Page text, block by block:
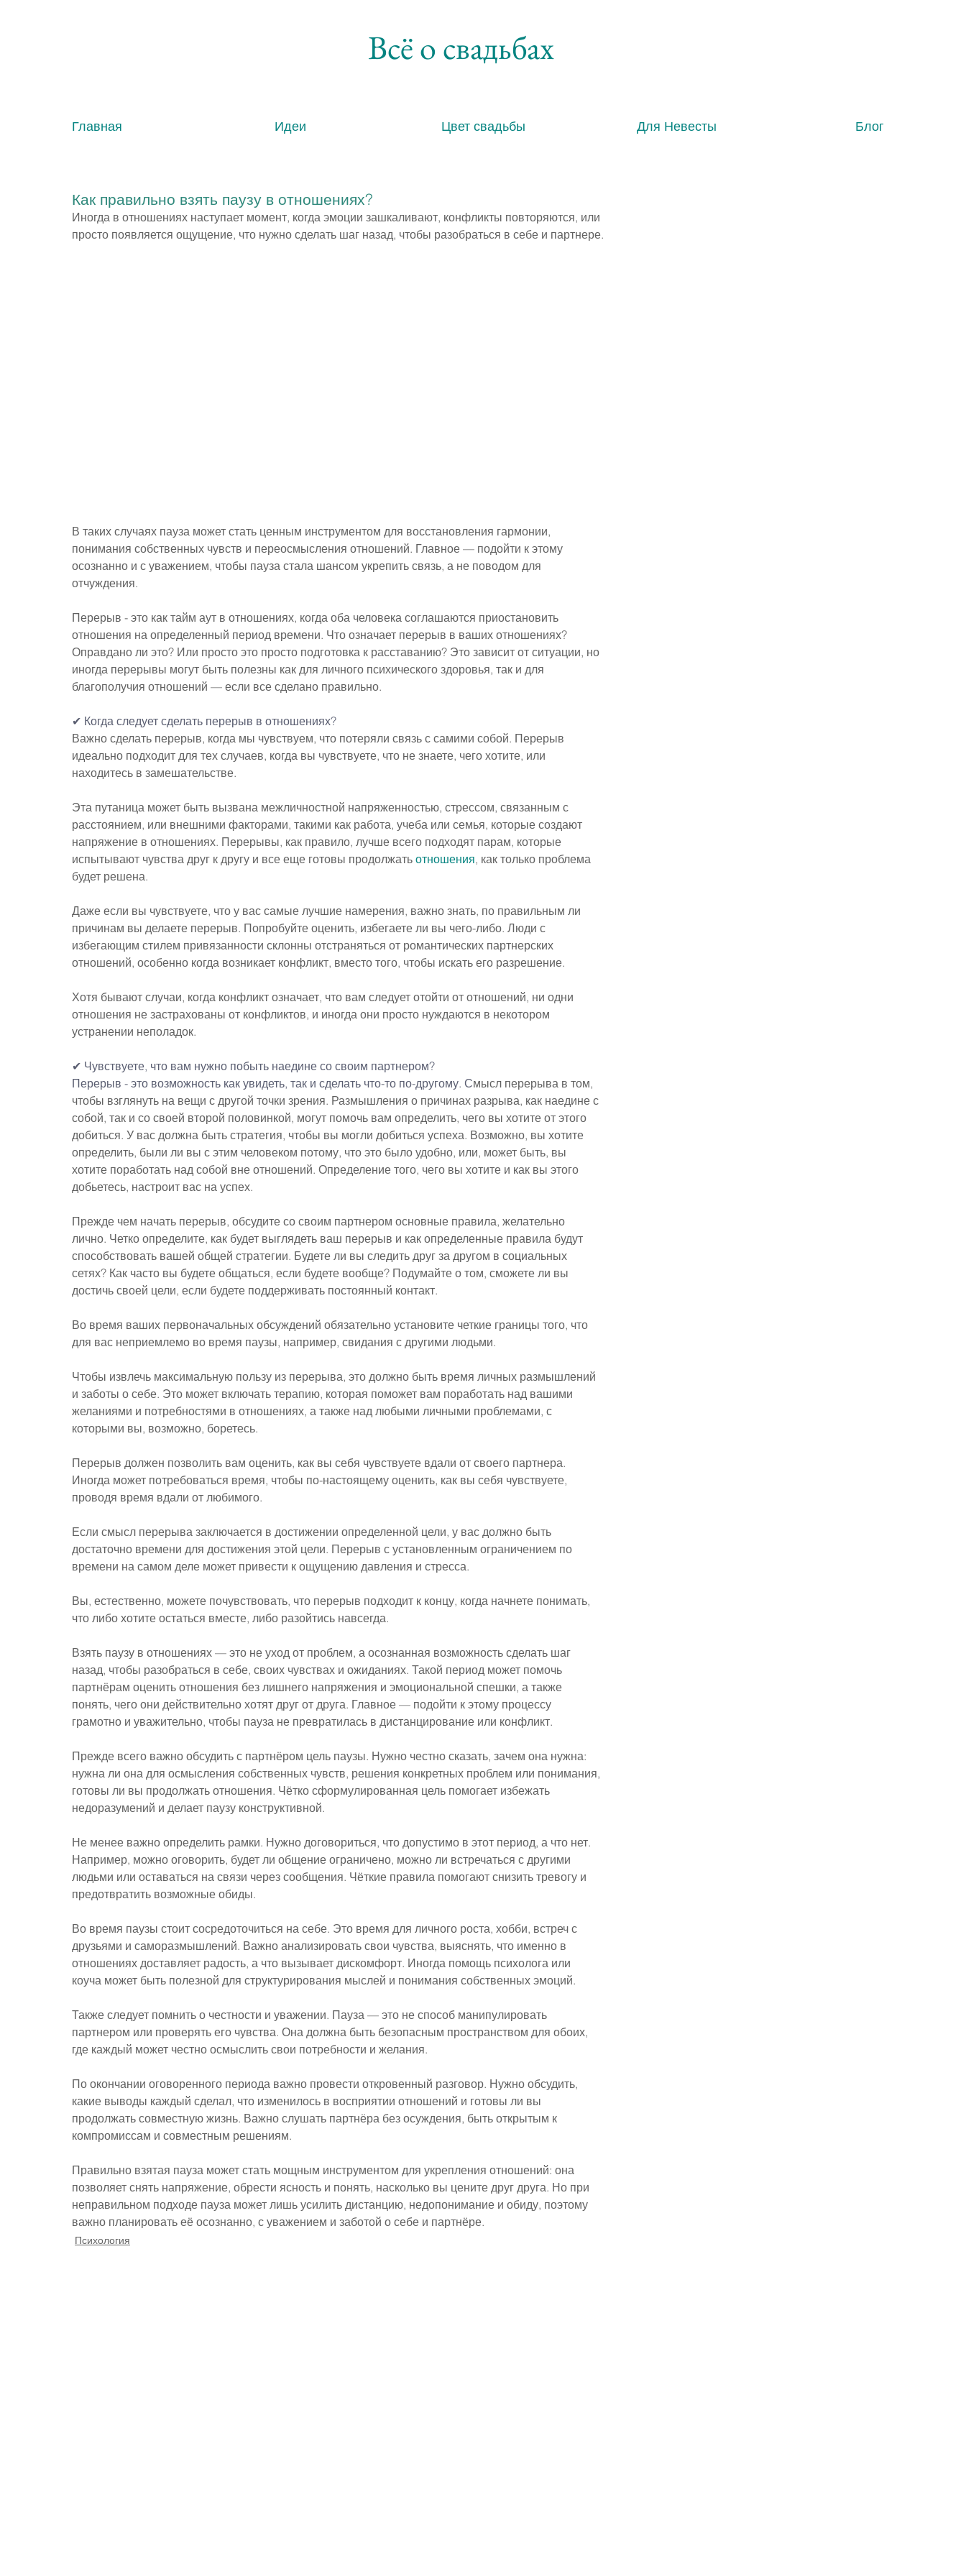
Всё о свадьбах
Главная Идеи Цвет свадьбы Для Невесты Блог
Как правильно взять паузу в отношениях?
Иногда в отношениях наступает момент, когда эмоции зашкаливают, конфликты повторяются, или
просто появляется ощущение, что нужно сделать шаг назад, чтобы разобраться в себе и партнере.
В таких случаях пауза может стать ценным инструментом для восстановления гармонии,
понимания собственных чувств и переосмысления отношений. Главное — подойти к этому
осознанно и с уважением, чтобы пауза стала шансом укрепить связь, а не поводом для
отчуждения.
Перерыв - это как тайм аут в отношениях, когда оба человека соглашаются приостановить
отношения на определенный период времени. Что означает перерыв в ваших отношениях?
Оправдано ли это? Или просто это просто подготовка к расставанию? Это зависит от ситуации, но
иногда перерывы могут быть полезны как для личного психического здоровья, так и для
благополучия отношений — если все сделано правильно.
✔ Когда следует сделать перерыв в отношениях?
Важно сделать перерыв, когда мы чувствуем, что потеряли связь с самими собой. Перерыв
идеально подходит для тех случаев, когда вы чувствуете, что не знаете, чего хотите, или
находитесь в замешательстве.
Эта путаница может быть вызвана межличностной напряженностью, стрессом, связанным с
расстоянием, или внешними факторами, такими как работа, учеба или семья, которые создают
напряжение в отношениях. Перерывы, как правило, лучше всего подходят парам, которые
испытывают чувства друг к другу и все еще готовы продолжать отношения, как только проблема
будет решена.
Даже если вы чувствуете, что у вас самые лучшие намерения, важно знать, по правильным ли
причинам вы делаете перерыв. Попробуйте оценить, избегаете ли вы чего-либо. Люди с
избегающим стилем привязанности склонны отстраняться от романтических партнерских
отношений, особенно когда возникает конфликт, вместо того, чтобы искать его разрешение.
Хотя бывают случаи, когда конфликт означает, что вам следует отойти от отношений, ни одни
отношения не застрахованы от конфликтов, и иногда они просто нуждаются в некотором
устранении неполадок.
✔ Чувствуете, что вам нужно побыть наедине со своим партнером?
Перерыв - это возможность как увидеть, так и сделать что-то по-другому. Смысл перерыва в том,
чтобы взглянуть на вещи с другой точки зрения. Размышления о причинах разрыва, как наедине с
собой, так и со своей второй половинкой, могут помочь вам определить, чего вы хотите от этого
добиться. У вас должна быть стратегия, чтобы вы могли добиться успеха. Возможно, вы хотите
определить, были ли вы с этим человеком потому, что это было удобно, или, может быть, вы
хотите поработать над собой вне отношений. Определение того, чего вы хотите и как вы этого
добьетесь, настроит вас на успех.
Прежде чем начать перерыв, обсудите со своим партнером основные правила, желательно
лично. Четко определите, как будет выглядеть ваш перерыв и как определенные правила будут
способствовать вашей общей стратегии. Будете ли вы следить друг за другом в социальных
сетях? Как часто вы будете общаться, если будете вообще? Подумайте о том, сможете ли вы
достичь своей цели, если будете поддерживать постоянный контакт.
Во время ваших первоначальных обсуждений обязательно установите четкие границы того, что
для вас неприемлемо во время паузы, например, свидания с другими людьми.
Чтобы извлечь максимальную пользу из перерыва, это должно быть время личных размышлений
и заботы о себе. Это может включать терапию, которая поможет вам поработать над вашими
желаниями и потребностями в отношениях, а также над любыми личными проблемами, с
которыми вы, возможно, боретесь.
Перерыв должен позволить вам оценить, как вы себя чувствуете вдали от своего партнера.
Иногда может потребоваться время, чтобы по-настоящему оценить, как вы себя чувствуете,
проводя время вдали от любимого.
Если смысл перерыва заключается в достижении определенной цели, у вас должно быть
достаточно времени для достижения этой цели. Перерыв с установленным ограничением по
времени на самом деле может привести к ощущению давления и стресса.
Вы, естественно, можете почувствовать, что перерыв подходит к концу, когда начнете понимать,
что либо хотите остаться вместе, либо разойтись навсегда.
Взять паузу в отношениях — это не уход от проблем, а осознанная возможность сделать шаг
назад, чтобы разобраться в себе, своих чувствах и ожиданиях. Такой период может помочь
партнёрам оценить отношения без лишнего напряжения и эмоциональной спешки, а также
понять, чего они действительно хотят друг от друга. Главное — подойти к этому процессу
грамотно и уважительно, чтобы пауза не превратилась в дистанцирование или конфликт.
Прежде всего важно обсудить с партнёром цель паузы. Нужно честно сказать, зачем она нужна:
нужна ли она для осмысления собственных чувств, решения конкретных проблем или понимания,
готовы ли вы продолжать отношения. Чётко сформулированная цель помогает избежать
недоразумений и делает паузу конструктивной.
Не менее важно определить рамки. Нужно договориться, что допустимо в этот период, а что нет.
Например, можно оговорить, будет ли общение ограничено, можно ли встречаться с другими
людьми или оставаться на связи через сообщения. Чёткие правила помогают снизить тревогу и
предотвратить возможные обиды.
Во время паузы стоит сосредоточиться на себе. Это время для личного роста, хобби, встреч с
друзьями и саморазмышлений. Важно анализировать свои чувства, выяснять, что именно в
отношениях доставляет радость, а что вызывает дискомфорт. Иногда помощь психолога или
коуча может быть полезной для структурирования мыслей и понимания собственных эмоций.
Также следует помнить о честности и уважении. Пауза — это не способ манипулировать
партнером или проверять его чувства. Она должна быть безопасным пространством для обоих,
где каждый может честно осмыслить свои потребности и желания.
По окончании оговоренного периода важно провести откровенный разговор. Нужно обсудить,
какие выводы каждый сделал, что изменилось в восприятии отношений и готовы ли вы
продолжать совместную жизнь. Важно слушать партнёра без осуждения, быть открытым к
компромиссам и совместным решениям.
Правильно взятая пауза может стать мощным инструментом для укрепления отношений: она
позволяет снять напряжение, обрести ясность и понять, насколько вы цените друг друга. Но при
неправильном подходе пауза может лишь усилить дистанцию, недопонимание и обиду, поэтому
важно планировать её осознанно, с уважением и заботой о себе и партнёре.
Психология